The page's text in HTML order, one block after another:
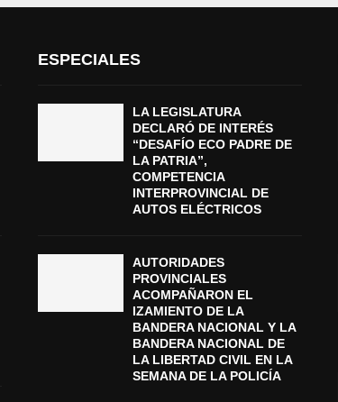
ESPECIALES
LA LEGISLATURA
DECLARÓ DE INTERÉS
“DESAFÍO ECO PADRE DE
LA PATRIA”,
COMPETENCIA
INTERPROVINCIAL DE
AUTOS ELÉCTRICOS
AUTORIDADES
PROVINCIALES
ACOMPAÑARON EL
IZAMIENTO DE LA
BANDERA NACIONAL Y LA
BANDERA NACIONAL DE
LA LIBERTAD CIVIL EN LA
SEMANA DE LA POLICÍA